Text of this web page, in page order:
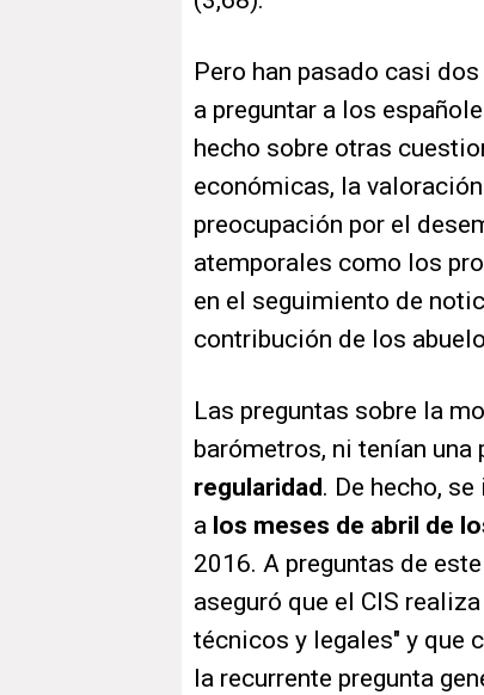
Pero han pasado casi
a preguntar a los
hecho sobre otras
económicas, la
preocupación por el
atemporales como los
en el seguimiento de
contribución de los
Las preguntas sobre la
barómetros, ni tenían
regularidad. De hecho,
a los meses de abril de
2016. A preguntas de
aseguró que el CIS
técnicos y legales" y que
la recurrente pregunta